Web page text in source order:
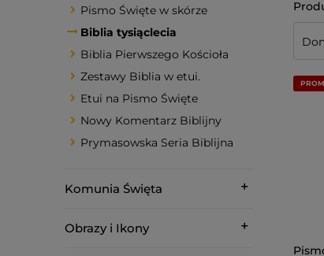
Pismo Święte w skórze
Biblia tysiąclecia
Biblia Pierwszego Kościoła
Zestawy Biblia w etui.
Etui na Pismo Święte
Nowy Komentarz Biblijny
Prymasowska Seria Biblijna
Komunia Święta
Obrazy i Ikony